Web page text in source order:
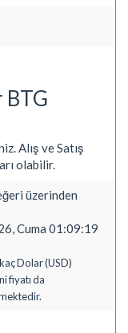
BTG
Alış ve Satış
olabilir.
üzerinden
Cuma 01:09:19
Dolar (USD)
fiyatı da